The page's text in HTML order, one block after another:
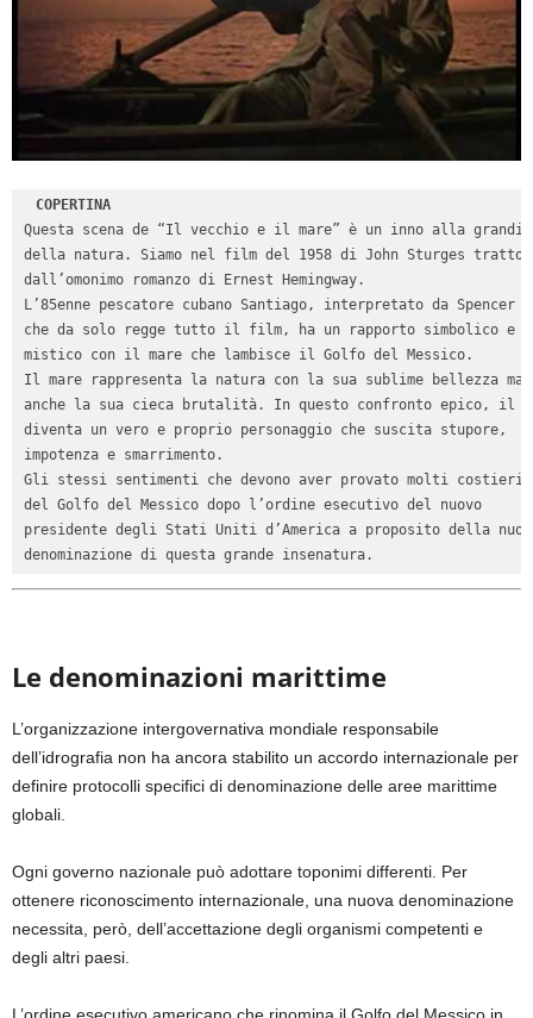
COPERTINA
Questa scena de “Il vecchio e il mare” è un inno alla
della natura. Siamo nel film del 1958 di John Sturges tratto
dall’omonimo romanzo di Ernest Hemingway.
L’85enne pescatore cubano Santiago, interpretato da Spencer
che da solo regge tutto il film, ha un rapporto simbolico e
mistico con il mare che lambisce il Golfo del Messico.
Il mare rappresenta la natura con la sua sublime bellezza ma
anche la sua cieca brutalità. In questo confronto epico, il
diventa un vero e proprio personaggio che suscita stupore,
impotenza e smarrimento.
Gli stessi sentimenti che devono aver provato molti costieri
del Golfo del Messico dopo l’ordine esecutivo del nuovo
presidente degli Stati Uniti d’America a proposito della
denominazione di questa grande insenatura.
Le denominazioni marittime
L’organizzazione intergovernativa mondiale responsabile
dell’idrografia non ha ancora stabilito un accordo internazionale per
definire protocolli specifici di denominazione delle aree marittime
globali.
Ogni governo nazionale può adottare toponimi differenti. Per
ottenere riconoscimento internazionale, una nuova denominazione
necessita, però, dell’accettazione degli organismi competenti e
degli altri paesi.
L’ordine esecutivo americano che rinomina il Golfo del Messico in